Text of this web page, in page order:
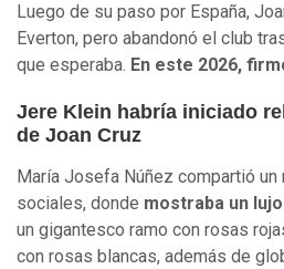
Luego de su paso por España,
Everton, pero abandonó el club
que esperaba. En este 2026,
Jere Klein habría iniciado
de Joan Cruz
María Josefa Núñez compartió
sociales, donde mostraba un
un gigantesco ramo con rosas
con rosas blancas, además de